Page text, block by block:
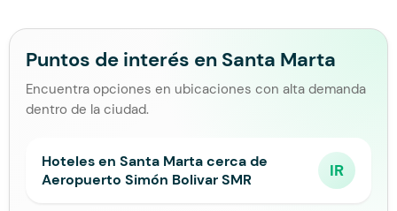
Puntos de interés en Santa Marta
Encuentra opciones en ubicaciones con alta demanda
dentro de la ciudad.
Hoteles en Santa Marta cerca de
Aeropuerto Simón Bolivar SMR
IR